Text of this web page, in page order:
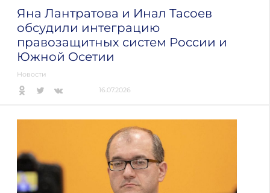
Яна Лантратова и Инал Тасоев
обсудили интеграцию
правозащитных систем России и
Южной Осетии
Новости
16.07.2026